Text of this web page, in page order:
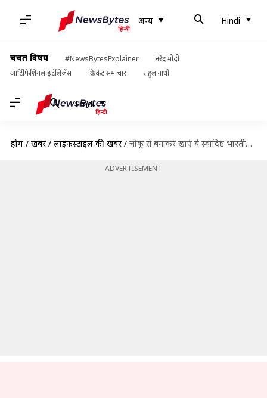
अन्य Hindi
चर्चित विषय #NewsBytesExplainer
नरेंद्र मोदी
आर्टिफिशियल इंटेलिजेंस
क्रिकेट समाचार राहुल गांधी
Hindi
होम / खबरें / लाइफस्टाइल की खबरें / चीकू से बनाकर खाएं ये स्वादिष्ट भारतीय व्यंजन, आसान है रेसिपी
ADVERTISEMENT